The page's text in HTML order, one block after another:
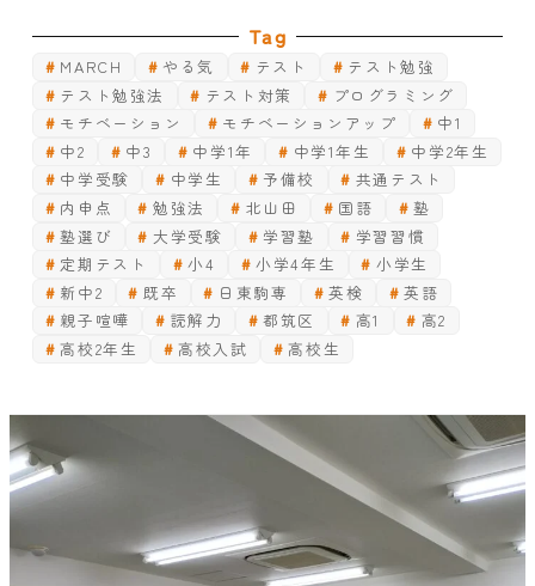
Tag
MARCH やる気 テスト
テスト勉強
テスト勉強法
テスト対策
プログラミング
モチベーション
モチベーションアップ
中1
中2
中3 中学1年 中学1年生
中学2年生
中学受験
中学生 予備校
共通テスト
内申点
勉強法 北山田 国語
塾
塾選び
大学受験 学習塾
学習習慣
定期テスト
小4 小学4年生
小学生
新中2
既卒 日東駒専 英検
英語
親子喧嘩
読解力 都筑区 高1
高2
高校2年生
高校入試 高校生